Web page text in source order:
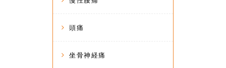
頭痛
坐骨神経痛